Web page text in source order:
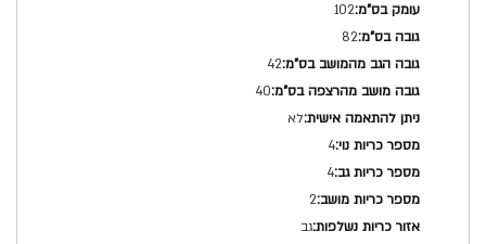
102
82
42
40
לא
4
4
2
גב